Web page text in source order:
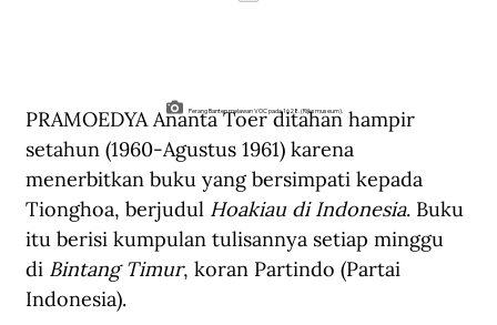
Perang Banten melawan VOC pada 1628. (Rijksmuseum).
PRAMOEDYA Ananta Toer ditahan hampir
setahun (1960-Agustus 1961) karena
menerbitkan buku yang bersimpati kepada
Tionghoa, berjudul Hoakiau di Indonesia. Buku
itu berisi kumpulan tulisannya setiap minggu
di Bintang Timur, koran Partindo (Partai
Indonesia).